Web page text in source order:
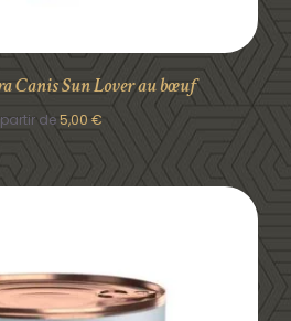
Canis Sun Lover au bœuf
de 5,00 €